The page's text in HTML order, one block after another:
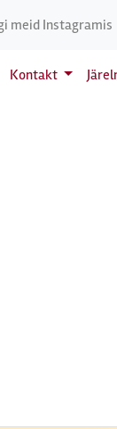
meid Instagramis
Kontakt